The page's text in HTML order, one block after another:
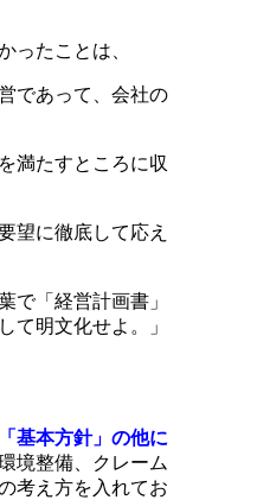
ったことは、
であって、会社の
満たすところに収
望に徹底して応え
で「経営計画書」
て明文化せよ。」
「基本方針」の他に
境整備、クレーム
考え方を入れてお